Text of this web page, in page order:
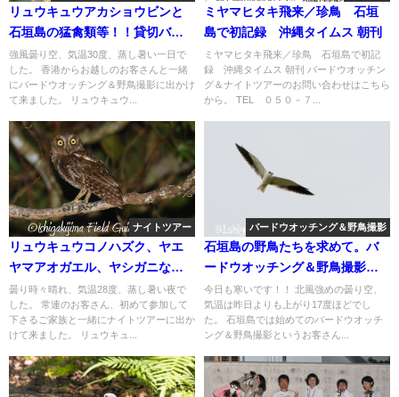
リュウキュウアカショウビンと
石垣島の猛禽類等！！貸切バー
ドウオッチング＆野鳥撮影ガイ
ド。
強風曇り空、気温30度、蒸し暑い一日で
した。 香港からお越しのお客さんと一緒
にバードウオッチング＆野鳥撮影に出かけ
て来ました。 リュウキュウ...
ミヤマヒタキ飛来／珍鳥 石垣
島で初記録 沖縄タイムス 朝刊
ミヤマヒタキ飛来／珍鳥 石垣島で初記
録 沖縄タイムス 朝刊 バードウオッチン
グ＆ナイトツアーのお問い合わせはこちら
から。 TEL ０５０－７...
ナイトツアー
リュウキュウコノハズク、ヤエ
ヤマアオガエル、ヤシガニなど
など夜の自然観察と生き物探し
のナイトツアー！！
曇り時々晴れ、気温28度、蒸し暑い夜で
した。 常連のお客さん、初めて参加して
下さるご家族と一緒にナイトツアーに出か
けて来ました。 リュウキュ...
バードウオッチング＆野鳥撮影
石垣島の野鳥たちを求めて。バ
ードウオッチング＆野鳥撮影ツ
アー！！
今日も寒いです！！ 北風強めの曇り空、
気温は昨日よりも上がり17度ほどでし
た。 石垣島では始めてのバードウオッチ
ング＆野鳥撮影というお客さん...